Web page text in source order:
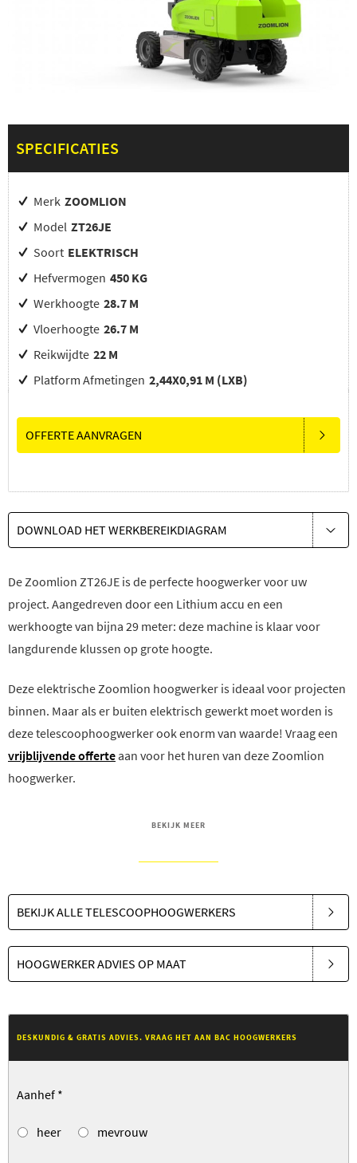
SPECIFICATIES
Merk ZOOMLION
Model ZT26JE
Soort ELEKTRISCH
Hefvermogen 450 KG
Werkhoogte 28.7 M
Vloerhoogte 26.7 M
Reikwijdte 22 M
Platform Afmetingen 2,44X0,91 M (LXB)
OFFERTE AANVRAGEN
DOWNLOAD HET WERKBEREIKDIAGRAM
De Zoomlion ZT26JE is de perfecte hoogwerker voor uw
project. Aangedreven door een Lithium accu en een
werkhoogte van bijna 29 meter: deze machine is klaar voor
langdurende klussen op grote hoogte.
Deze elektrische Zoomlion hoogwerker is ideaal voor projecten
binnen. Maar als er buiten elektrisch gewerkt moet worden is
deze telescoophoogwerker ook enorm van waarde! Vraag een
vrijblijvende offerteaan voor het huren van deze Zoomlion
hoogwerker.
BEKIJK MEER
BEKIJK ALLE TELESCOOPHOOGWERKERS
HOOGWERKER ADVIES OP MAAT
DESKUNDIG & GRATIS ADVIES. VRAAG HET AAN BAC HOOGWERKERS
Aanhef *
heer mevrouw